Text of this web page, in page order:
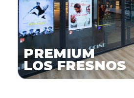
PREMIUM
LOS FRESNOS